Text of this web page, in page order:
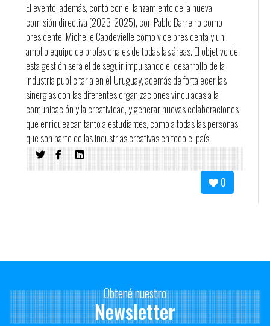
El evento, además, contó con el lanzamiento de la nueva
comisión directiva (2023-2025), con Pablo Barreiro como
presidente, Michelle Capdevielle como vice presidenta y un
amplio equipo de profesionales de todas las áreas. El objetivo de
esta gestión será el de seguir impulsando el desarrollo de la
industria publicitaria en el Uruguay, además de fortalecer las
sinergias con las diferentes organizaciones vinculadas a la
comunicación y la creatividad, y generar nuevas colaboraciones
que enriquezcan tanto a estudiantes, como a todas las personas
que son parte de las industrias creativas en todo el país.
Entre las actividades que la nueva comisión presentó, están los ya
clásicos talleres para estudiantes, con la novedad de que pasarán
a ser itinerantes, habrá un nuevo ciclo de workshops para
profesionales y otras propuestas novedosas para las categorías
0
Obtené nuestro
Newsletter